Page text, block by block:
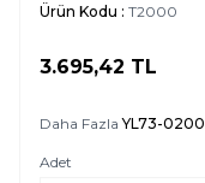
Ürün Kodu : T2000
3.695,42 TL
Daha FazlaYL73-0200
Adet